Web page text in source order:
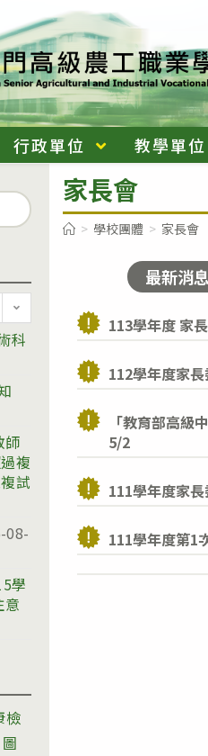
行政單位 教學單位
家長會
> 學校團體 > 家長會
最新消息
113學年度 家
112學年度家
「教育部高級
5/2
111學年度家
111學年度第1
科
師
複
試
08-
學
意
檢
圖